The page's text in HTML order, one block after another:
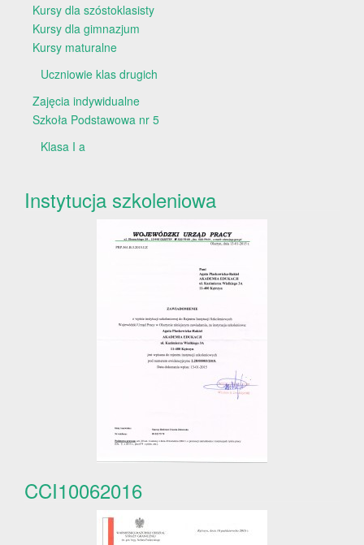
Kursy dla szóstoklasisty
Kursy dla gimnazjum
Kursy maturalne
Uczniowie klas drugich
Zajęcia indywidualne
Szkoła Podstawowa nr 5
Klasa I a
Instytucja szkoleniowa
CCI10062016